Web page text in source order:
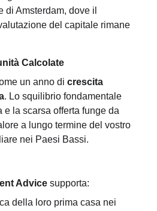
di Amsterdam, dove il
del capitale rimane
Advice supporta:
della loro prima casa nei
Calcolate
un anno di crescita
. Lo squilibrio fondamentale
e la scarsa offerta funge da
a lungo termine del vostro
nei Paesi Bassi.